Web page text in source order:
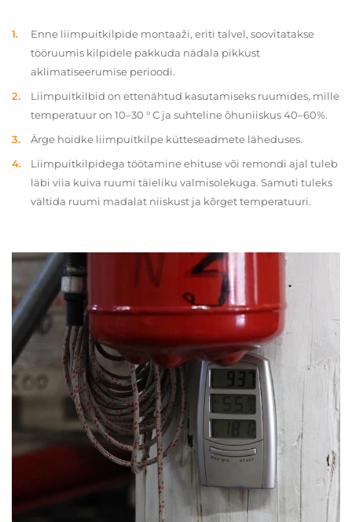
Enne liimpuitkilpide montaaži, eriti talvel, soovitatakse
tööruumis kilpidele pakkuda nädala pikkust
aklimatiseerumise perioodi.
Liimpuitkilbid on ettenähtud kasutamiseks ruumides, mille
temperatuur on 10–30 ° C ja suhteline õhuniiskus 40–60%.
Ärge hoidke liimpuitkilpe kütteseadmete läheduses.
Liimpuitkilpidega töötamine ehituse või remondi ajal tuleb
läbi viia kuiva ruumi täieliku valmisolekuga. Samuti tuleks
vältida ruumi madalat niiskust ja kõrget temperatuuri.